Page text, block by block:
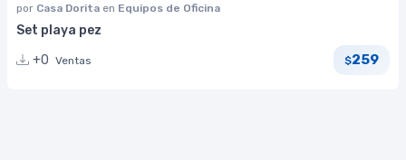
por Casa Dorita en Equipos de Oficina
Set playa pez
+0 Ventas $259